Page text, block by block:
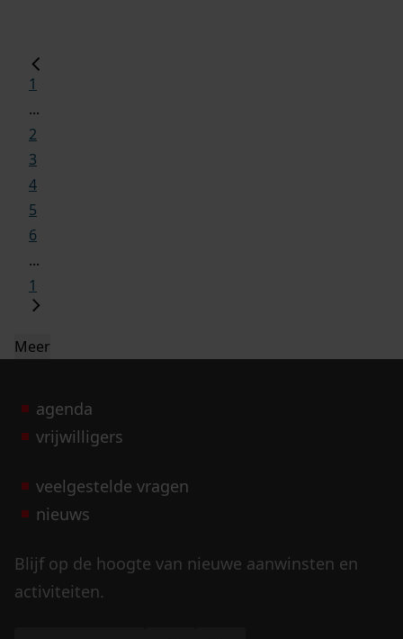
1
...
2
3
4
5
6
...
1
Meer
agenda
vrijwilligers
veelgestelde vragen
nieuws
Blijf op de hoogte van nieuwe aanwinsten en
activiteiten.